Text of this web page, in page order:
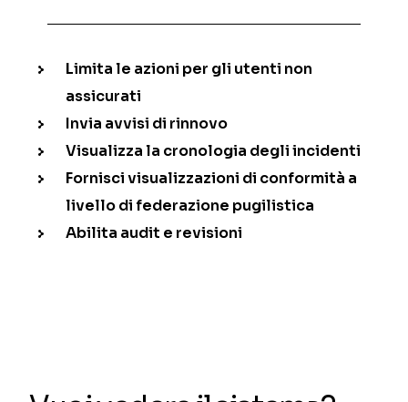
Limita le azioni per gli utenti non
assicurati
Invia avvisi di rinnovo
Visualizza la cronologia degli incidenti
Fornisci visualizzazioni di conformità a
livello di federazione pugilistica
Abilita audit e revisioni